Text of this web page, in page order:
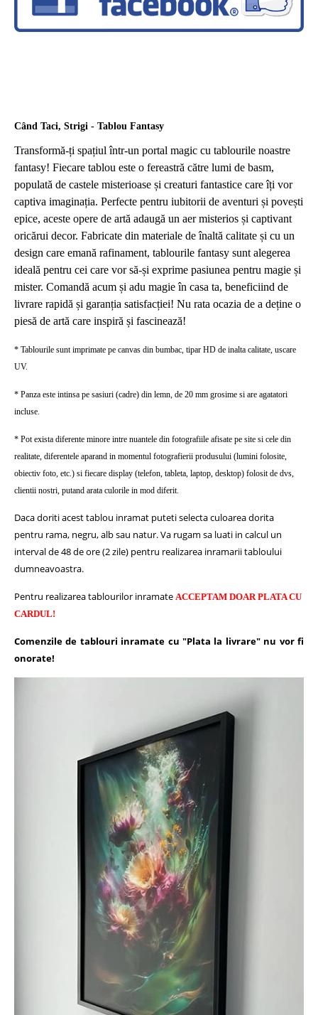
Când Taci, Strigi - Tablou Fantasy
Transformă-ți spațiul într-un portal magic cu tablourile noastre
fantasy! Fiecare tablou este o fereastră către lumi de basm,
populată de castele misterioase și creaturi fantastice care îți vor
captiva imaginația. Perfecte pentru iubitorii de aventuri și povești
epice, aceste opere de artă adaugă un aer misterios și captivant
oricărui decor. Fabricate din materiale de înaltă calitate și cu un
design care emană rafinament, tablourile fantasy sunt alegerea
ideală pentru cei care vor să-și exprime pasiunea pentru magie și
mister. Comandă acum și adu magie în casa ta, beneficiind de
livrare rapidă și garanția satisfacției! Nu rata ocazia de a deține o
piesă de artă care inspiră și fascinează!
* Tablourile sunt imprimate pe canvas din bumbac, tipar HD de inalta calitate, uscare
UV.
* Panza este intinsa pe sasiuri (cadre) din lemn, de 20 mm grosime si are agatatori
incluse.
* Pot exista diferente minore intre nuantele din fotografiile afisate pe site si cele din
realitate, diferentele aparand in momentul fotografierii produsului (lumini folosite,
obiectiv foto, etc.) si fiecare display (telefon, tableta, laptop, desktop) folosit de dvs,
clientii nostri, putand arata culorile in mod diferit.
Daca doriti acest tablou inramat puteti selecta culoarea dorita
pentru rama, negru, alb sau natur.Va rugam sa luati in calcul un
interval de 48 de ore (2 zile) pentru realizarea inramarii tabloului
dumneavoastra.
Pentru realizarea tablourilor inramate ACCEPTAM DOAR PLATA CU
CARDUL!
Comenzile de tablouri inramate cu "Plata la livrare" nu vor fi
onorate!